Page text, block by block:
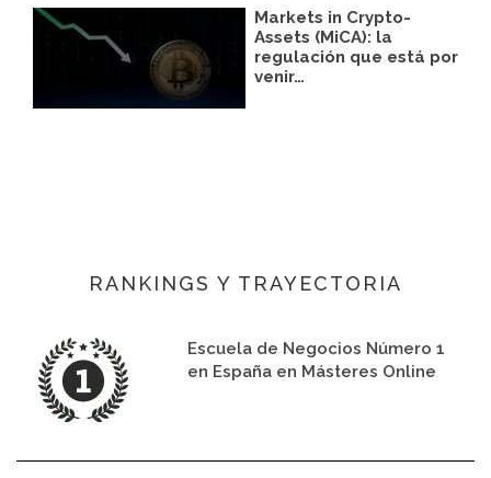
Markets in Crypto-
Assets (MiCA): la
regulación que está por
venir…
RANKINGS Y TRAYECTORIA
Escuela de Negocios Número 1
en España en Másteres Online